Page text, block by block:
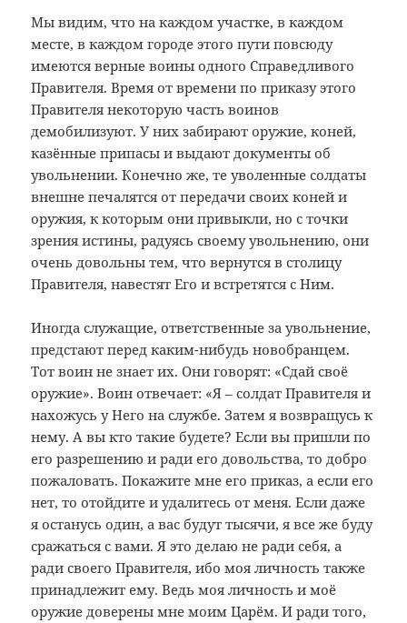
Мы видим, что на каждом участке, в каждом
месте, в каждом городе этого пути повсюду
имеются верные воины одного Справедливого
Правителя. Время от времени по приказу этого
Правителя некоторую часть воинов
демобилизуют. У них забирают оружие, коней,
казённые припасы и выдают документы об
увольнении. Конечно же, те уволенные солдаты
внешне печалятся от передачи своих коней и
оружия, к которым они привыкли, но с точки
зрения истины, радуясь своему увольнению, они
очень довольны тем, что вернутся в столицу
Правителя, навестят Его и встретятся с Ним.
Иногда служащие, ответственные за увольнение,
предстают перед каким-нибудь новобранцем.
Тот воин не знает их. Они говорят: «Сдай своё
оружие». Воин отвечает: «Я – солдат Правителя и
нахожусь у Него на службе. Затем я возвращусь к
нему. А вы кто такие будете? Если вы пришли по
его разрешению и ради его довольства, то добро
пожаловать. Покажите мне его приказ, а если его
нет, то отойдите и удалитесь от меня. Если даже
я останусь один, а вас будут тысячи, я все же буду
сражаться с вами. Я это делаю не ради себя, а
ради своего Правителя, ибо моя личность также
принадлежит ему. Ведь моя личность и моё
оружие доверены мне моим Царём. И ради того,